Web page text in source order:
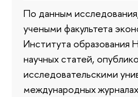
По данным
учеными факультета
Института
научных статей,
исследовательскими
международных